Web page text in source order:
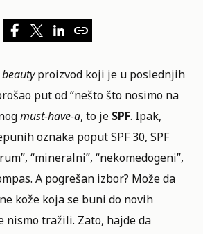
beautyproizvod koji je u poslednjih
put od “nešto što nosimo na
must-have-a, to je SPF. Ipak,
oznaka poput SPF 30, SPF
“mineralni”, “nekomedogeni”,
A pogrešan izbor? Može da
kože koja se buni do novih
nismo tražili. Zato, hajde da